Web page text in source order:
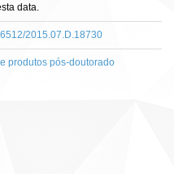
data.
2015.07.D.18730
produtos pós-doutorado